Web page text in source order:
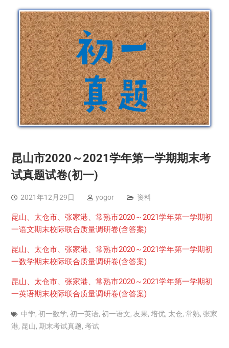
昆山市2020～2021学年第一学期期末考
试真题试卷(初一)
2021年12月29日 yogor 资料
昆山、太仓市、张家港、常熟市2020～2021学年第一学期初
一语文期末校际联合质量调研卷(含答案)
昆山、太仓市、张家港、常熟市2020～2021学年第一学期初
一数学期末校际联合质量调研卷(含答案)
昆山、太仓市、张家港、常熟市2020～2021学年第一学期初
一英语期末校际联合质量调研卷(含答案)
中学, 初一数学, 初一英语, 初一语文, 友果, 培优, 太仓, 常熟, 张家
港, 昆山, 期末考试真题, 考试